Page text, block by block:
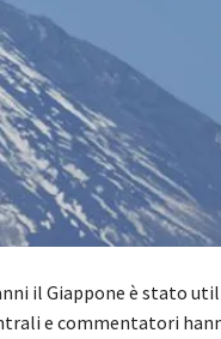
il Giappone è stato
e commentatori